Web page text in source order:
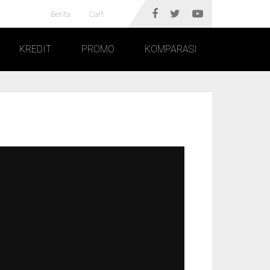
Berita Cart
KREDIT PROMO KOMPARASI